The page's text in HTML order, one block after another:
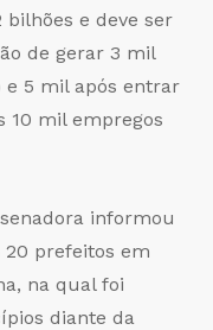
bilhões e deve ser
de gerar 3 mil
e 5 mil após entrar
10 mil empregos
informou
prefeitos em
na qual foi
diante da